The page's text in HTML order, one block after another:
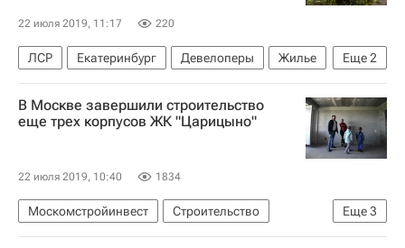
22 июля 2019, 11:17 220
Еще2
ЛСР Екатеринбург Девелоперы
Жилье
Строительство
Рейтинг
В Москве завершили строительство
еще трех корпусов ЖК "Царицыно"
22 июля 2019, 10:40 1834
Еще3
Москомстройинвест
Строительство
Москва
Жилье